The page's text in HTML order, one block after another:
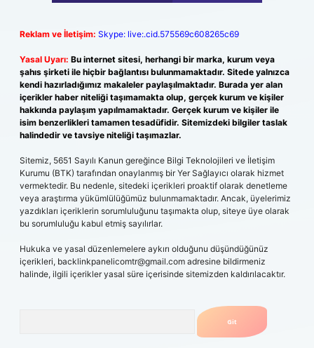
Reklam ve İletişim: Skype: live:.cid.575569c608265c69
Yasal Uyarı: Bu internet sitesi, herhangi bir marka, kurum veya
şahıs şirketi ile hiçbir bağlantısı bulunmamaktadır. Sitede yalnızca
kendi hazırladığımız makaleler paylaşılmaktadır. Burada yer alan
içerikler haber niteliği taşımamakta olup, gerçek kurum ve kişiler
hakkında paylaşım yapılmamaktadır. Gerçek kurum ve kişiler ile
isim benzerlikleri tamamen tesadüfidir. Sitemizdeki bilgiler taslak
halindedir ve tavsiye niteliği taşımazlar.
Sitemiz, 5651 Sayılı Kanun gereğince Bilgi Teknolojileri ve İletişim
Kurumu (BTK) tarafından onaylanmış bir Yer Sağlayıcı olarak hizmet
vermektedir. Bu nedenle, sitedeki içerikleri proaktif olarak denetleme
veya araştırma yükümlülüğümüz bulunmamaktadır. Ancak, üyelerimiz
yazdıkları içeriklerin sorumluluğunu taşımakta olup, siteye üye olarak
bu sorumluluğu kabul etmiş sayılırlar.
Hukuka ve yasal düzenlemelere aykırı olduğunu düşündüğünüz
içerikleri, backlinkpanelicomtr@gmail.com adresine bildirmeniz
halinde, ilgili içerikler yasal süre içerisinde sitemizden kaldırılacaktır.